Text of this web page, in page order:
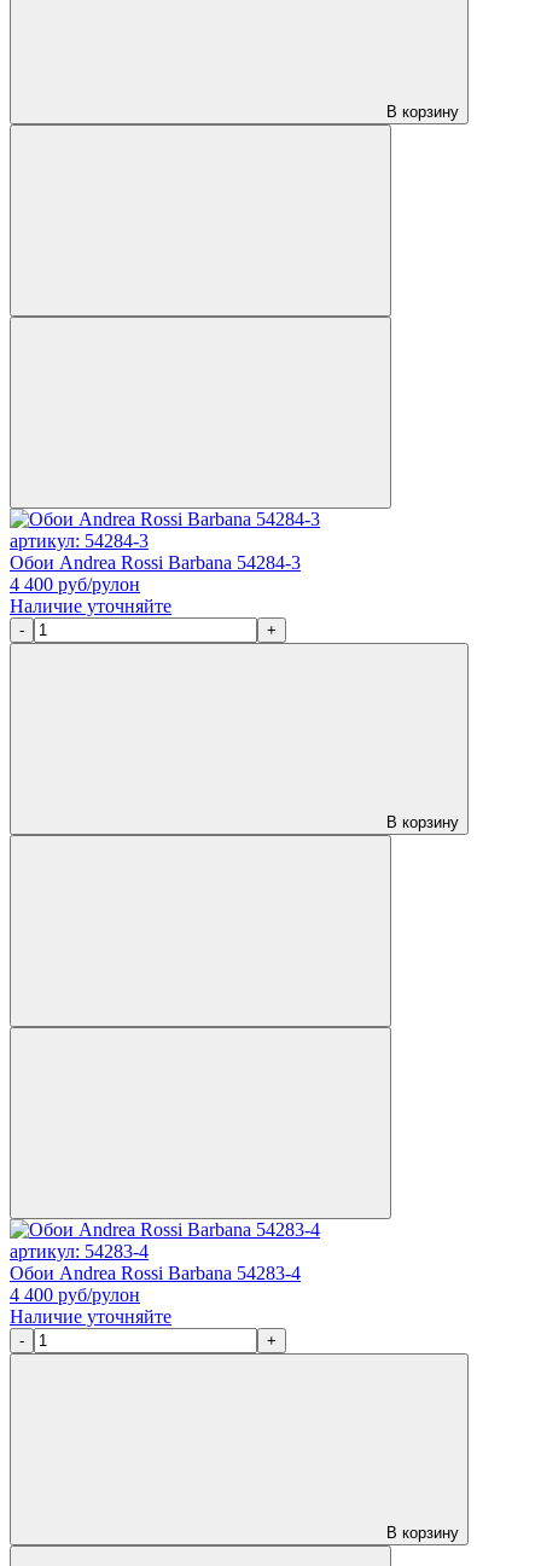
В корзину
артикул: 54284-3
Обои Andrea Rossi Barbana 54284-3
4 400 руб/рулон
Наличие уточняйте
- +
В корзину
артикул: 54283-4
Обои Andrea Rossi Barbana 54283-4
4 400 руб/рулон
Наличие уточняйте
- +
В корзину